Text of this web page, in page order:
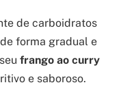
de carboidratos
forma gradual e
frango ao curry
e saboroso.